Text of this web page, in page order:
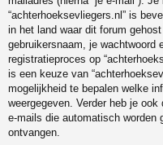
“achterhoeksevliegers.nl” is
in het land waar dit forum
gebruikersnaam, je wachtwoord
registratieproces op
is een keuze van
mogelijkheid te bepalen welke
weergegeven. Verder heb je
e-mails die automatisch worden
ontvangen.